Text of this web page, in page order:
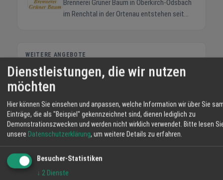
Brennerei Grüner Baum in Oberkirch-Ödsbach
im Renchtal in der Ortenau entstehen seit
verbindet traditionelle Brennkunst mit dem
Gespür eines Gourmetkochs mit mehr als 30
Jahren Erfahrung in Spitzenküchen. Unsere
klassischen Obstbränden über alemannischen
Whisky bis hin zu kreativen Erlebnislikören wie
Johannisbeer-Buttercaramel oder Holunder-
Schokoladen-Chili. Wählen Sie eine Kategorie
Klassiker Traditionelle Obstbrände: Williams-
Christ-Birne, Kirschwasser,
WEITERE ANGEBOTE
Erdbeer-Orangen-Chili-Likör 20 % vol.
Angebot
2020 Solaris, lieblich
Angebot
Dienstleistungen, die wir nutzen
möchten
Hier können Sie einsehen und anpassen, welche Information wir über Sie
Einträge, die als "Beispiel" gekennzeichnet sind, dienen lediglich zu
Demonstrationszwecken und werden nicht wirklich verwendet. Bitte lesen
unsere Datenschutzerklärung, um weitere Details zu erfahren.
Besucher-Statistiken
↓ 2 Dienste